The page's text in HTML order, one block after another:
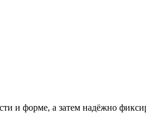
и форме, а затем надёжно